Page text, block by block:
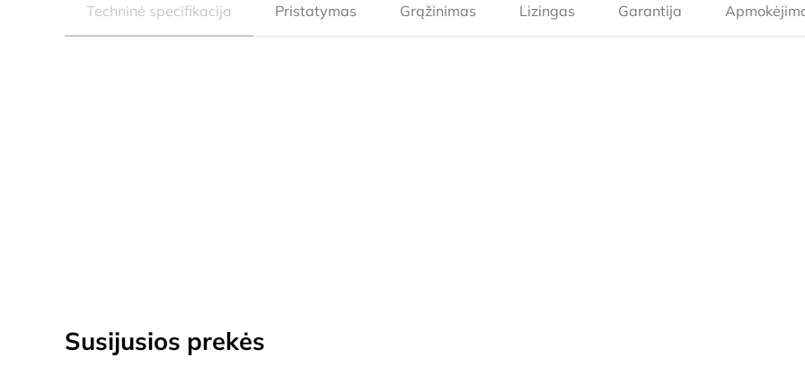
Techninė specifikacija Pristatymas Grąžinimas Lizingas Garantija
Susijusios prekės